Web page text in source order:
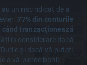
un risc ridicat de a
77% din conturile
tranzacționează
în considerare dacă
și dacă vă puteți
a vă pierde banii.